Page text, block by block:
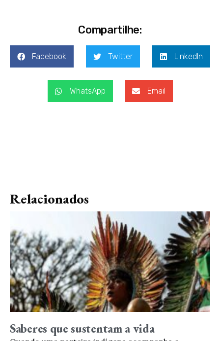
Compartilhe:
Facebook Twitter LinkedIn
WhatsApp Email
Relacionados
Saberes que sustentam a vida